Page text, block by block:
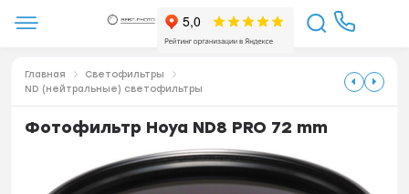
Главная
Светофильтры
ND (нейтральные) светофильтры
Фотофильтр Hoya ND8 PRO 72 mm